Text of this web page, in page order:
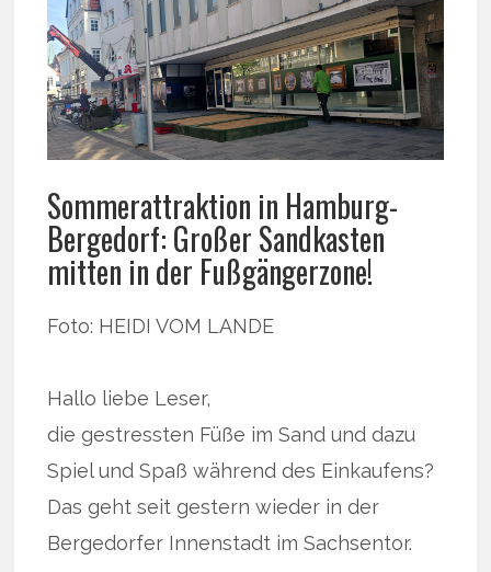
Sommerattraktion in Hamburg-
Bergedorf: Großer Sandkasten
mitten in der Fußgängerzone!
Foto: HEIDI VOM LANDE
Hallo liebe Leser,
die gestressten Füße im Sand und dazu
Spiel und Spaß während des Einkaufens?
Das geht seit gestern wieder in der
Bergedorfer Innenstadt im Sachsentor.